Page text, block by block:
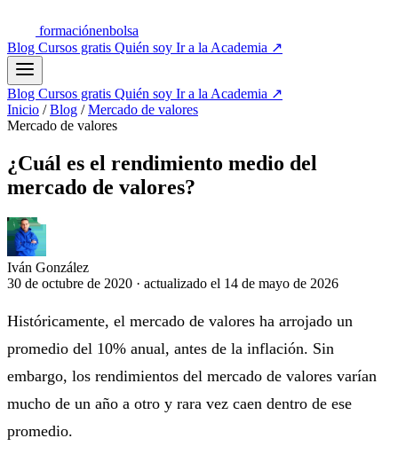
formaciónenbolsa
Blog Cursos gratis Quién soy Ir a la Academia ↗
Blog Cursos gratis Quién soy Ir a la Academia ↗
Inicio / Blog / Mercado de valores
Mercado de valores
¿Cuál es el rendimiento medio del
mercado de valores?
Iván González
30 de octubre de 2020 · actualizado el 14 de mayo de 2026
Históricamente, el mercado de valores ha arrojado un
promedio del 10% anual, antes de la inflación. Sin
embargo, los rendimientos del mercado de valores varían
mucho de un año a otro y rara vez caen dentro de ese
promedio.